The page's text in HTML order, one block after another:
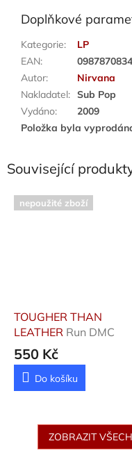
Doplňkové
Kategorie:
LP
EAN:
Autor:
Nirvana
Nakladatel: Sub Pop
Vydáno:
2009
Položka byla
Související
nepoužité zboží
TOUGHER THAN
LEATHER Run DMC
550 Kč
Do košíku
ZOBRAZIT